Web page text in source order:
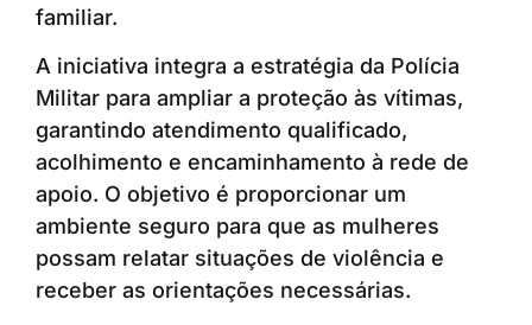
familiar.
A iniciativa integra a estratégia da Polícia
Militar para ampliar a proteção às vítimas,
garantindo atendimento qualificado,
acolhimento e encaminhamento à rede de
apoio. O objetivo é proporcionar um
ambiente seguro para que as mulheres
possam relatar situações de violência e
receber as orientações necessárias.